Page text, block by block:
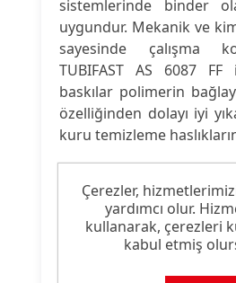
sistemlerinde binder
uygundur. Mekanik ve
sayesinde çalışma
TUBIFAST AS 6087
baskılar polimerin
özelliğinden dolayı iyi
kuru temizleme
Ürün
Çerezler,
yardımcı olur.
kullanarak, çerezleri
kabul etmiş